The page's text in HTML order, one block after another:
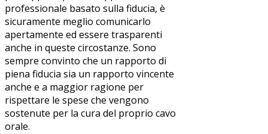
professionale basato sulla fiducia, è
sicuramente meglio comunicarlo
apertamente ed essere trasparenti
anche in queste circostanze. Sono
sempre convinto che un rapporto di
piena fiducia sia un rapporto vincente
anche e a maggior ragione per
rispettare le spese che vengono
sostenute per la cura del proprio cavo
orale.